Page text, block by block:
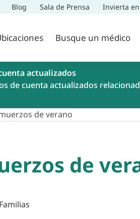
Blog Sala de Prensa Invierta
Busque un médico
actualizados
de cuenta actualizados
de verano
de